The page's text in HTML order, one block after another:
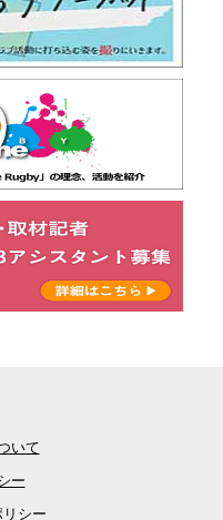
いて
ー
シー